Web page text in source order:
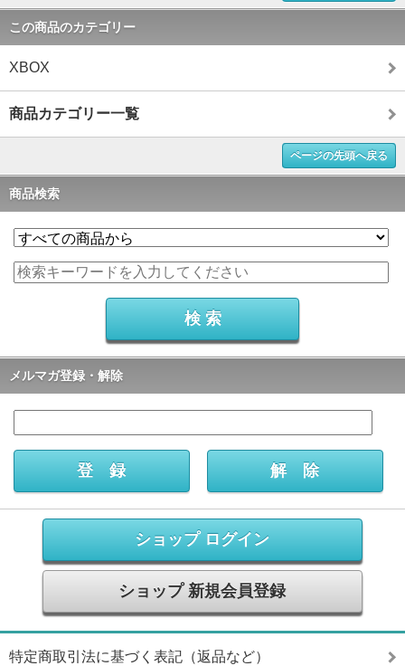
この商品のカテゴリー
XBOX
商品カテゴリー一覧
ページの先頭へ戻る
商品検索
メルマガ登録・解除
ショップ ログイン
ショップ 新規会員登録
特定商取引法に基づく表記（返品など）